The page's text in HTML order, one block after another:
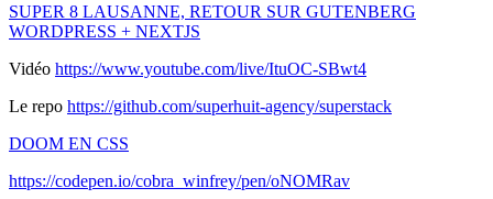
SUPER 8 LAUSANNE, RETOUR SUR GUTENBERG
WORDPRESS + NEXTJS
Vidéo https://www.youtube.com/live/ItuOC-SBwt4
Le repo https://github.com/superhuit-agency/superstack
DOOM EN CSS
https://codepen.io/cobra_winfrey/pen/oNOMRav